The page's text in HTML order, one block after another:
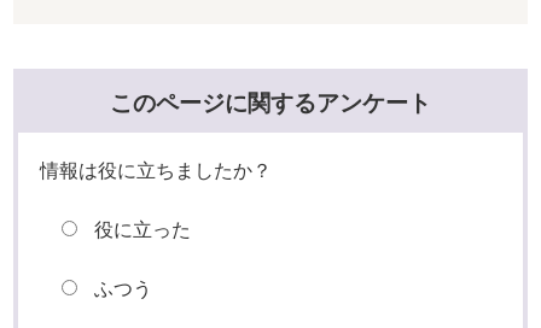
このページに関するアンケート
情報は役に立ちましたか？
役に立った
ふつう